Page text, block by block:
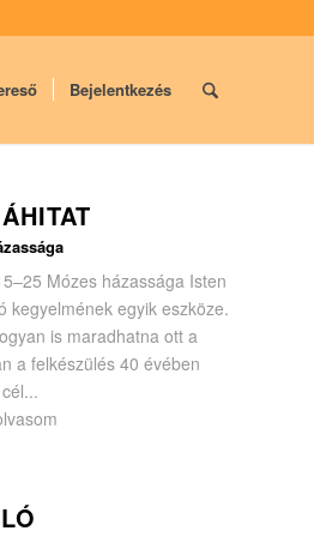
Bejelentkezés
Mózes házassága Isten
kegyelmének egyik eszköze.
is maradhatna ott a
a felkészülés 40 évében